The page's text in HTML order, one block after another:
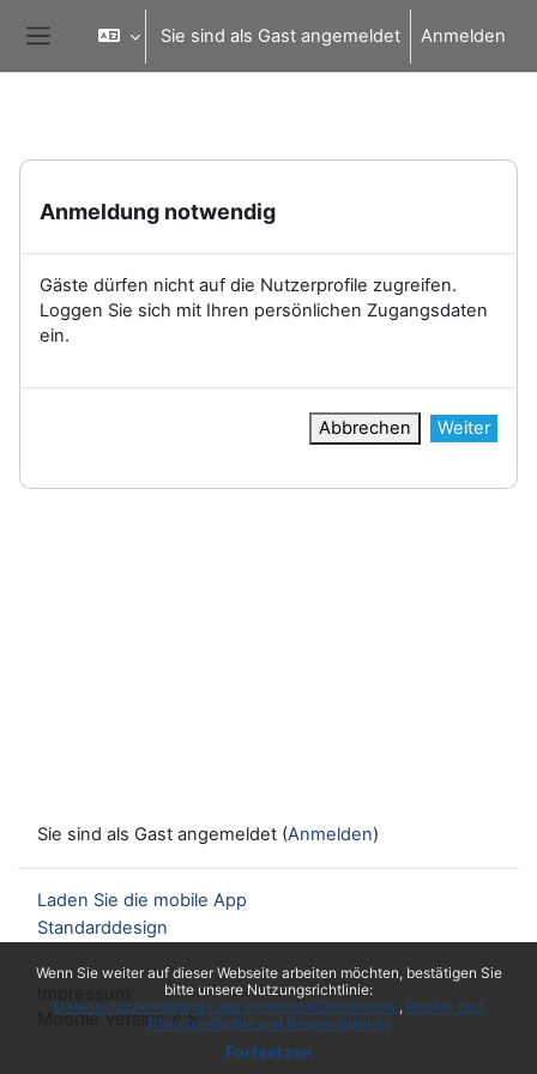
Wenn Sie weiter auf dieser Webseite arbeiten möchten, bestätigen Sie
bitte unsere Nutzungsrichtlinie:
Datenschutzerklärung/Data Protection Declaration
Rechte und
Pflichten/Rights and Responsibilities
Fortsetzen
Website-Übersicht
Sie sind als Gast angemeldet Anmelden
Anmeldung notwendig
Gäste dürfen nicht auf die Nutzerprofile zugreifen.
Loggen Sie sich mit Ihren persönlichen Zugangsdaten
ein.
Abbrechen Weiter
Sie sind als Gast angemeldet (Anmelden)
Laden Sie die mobile App
Standarddesign
Moodle Version 4.5